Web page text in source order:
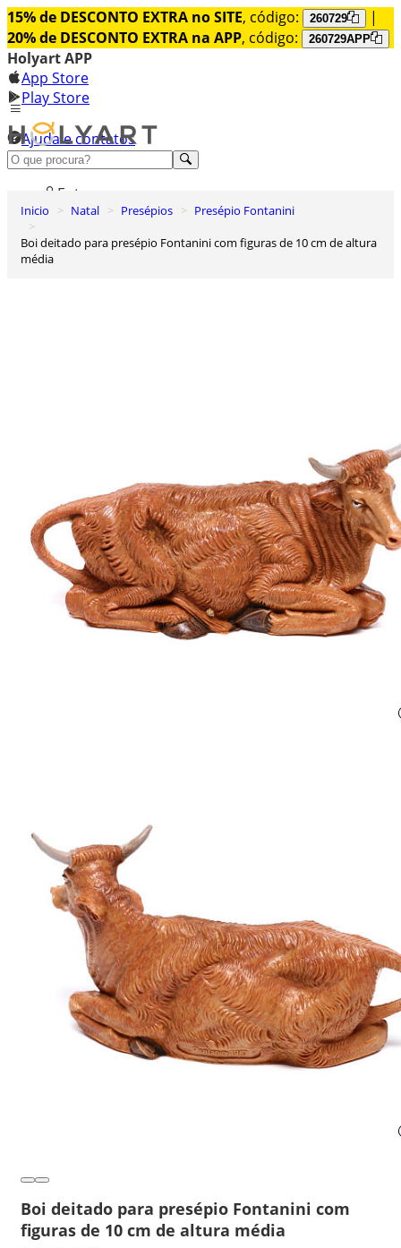
15% de DESCONTO EXTRA no SITE, código: 260729
|
20% de DESCONTO EXTRA na APP, código: 260729APP
Holyart APP
App Store
Play Store
Ajuda e contatos
Conheça premium
Entrar
Lista de Desejos
0
Carrinho de Compras
Inicio Natal Presépios
Presépio Fontanini
Boi deitado para presépio Fontanini com figuras de 10 cm de altura
média
Boi deitado para presépio Fontanini com
figuras de 10 cm de altura média